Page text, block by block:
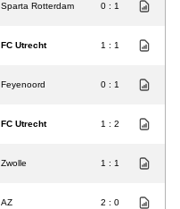
Sparta Rotterdam 0 : 1
FC Utrecht 1 : 1
Feyenoord 0 : 1
FC Utrecht 1 : 2
Zwolle 1 : 1
AZ 2 : 0